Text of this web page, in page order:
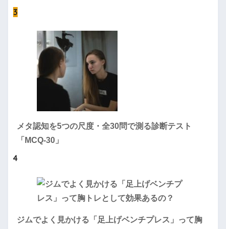
3
メタ認知を5つの尺度・全30問で測る診断テスト
「MCQ-30」
4
ジムでよく見かける「足上げベンチプレス」って胸